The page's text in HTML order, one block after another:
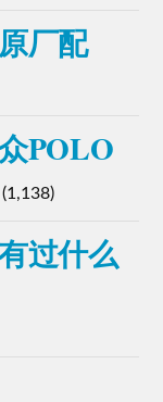
厂配
POLO
(1,138)
过什么